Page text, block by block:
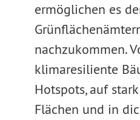
ermöglichen es
nachzukommen.
klimaresiliente
Hotspots, auf
Flächen und in